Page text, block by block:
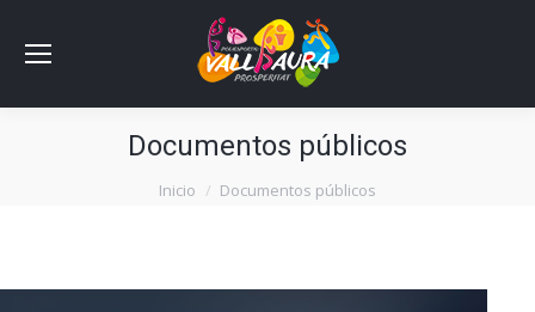
Documentos públicos
Estás aquí:
Inicio Documentos públicos